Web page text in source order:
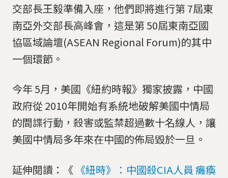
交部長王毅準備入座，他們即將進行第 7屆東
南亞外交部長高峰會，這是第 50屆東南亞國
協區域論壇(ASEAN Regional Forum)的其中
一個環節。
今年 5月，美國《紐約時報》獨家披露，中國
政府從 2010年開始有系統地破解美國中情局
的間諜行動，殺害或監禁超過數十名線人，讓
美國中情局多年來在中國的佈局毀於一旦。
延伸閱讀：《 《紐時》：中國殺CIA人員 癱瘓